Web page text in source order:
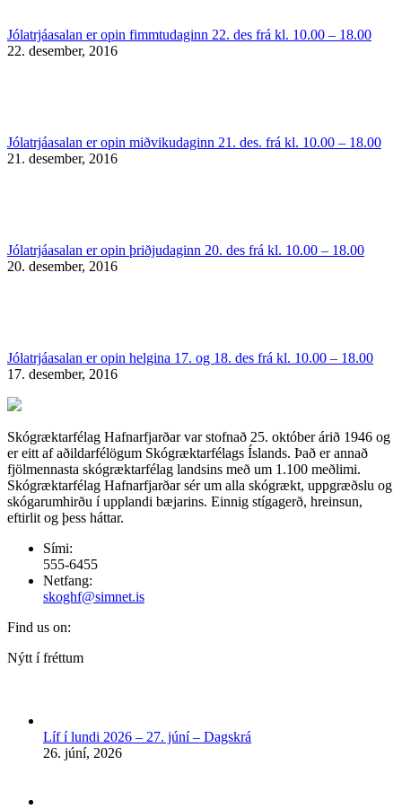
Jólatrjáasalan er opin fimmtudaginn 22. des frá kl. 10.00 – 18.00
22. desember, 2016
Jólatrjáasalan er opin miðvikudaginn 21. des. frá kl. 10.00 – 18.00
21. desember, 2016
Jólatrjáasalan er opin þriðjudaginn 20. des frá kl. 10.00 – 18.00
20. desember, 2016
Jólatrjáasalan er opin helgina 17. og 18. des frá kl. 10.00 – 18.00
17. desember, 2016
Skógræktarfélag Hafnarfjarðar var stofnað 25. október árið 1946 og
er eitt af aðildarfélögum Skógræktarfélags Íslands. Það er annað
fjölmennasta skógræktarfélag landsins með um 1.100 meðlimi.
Skógræktarfélag Hafnarfjarðar sér um alla skógrækt, uppgræðslu og
skógarumhirðu í upplandi bæjarins. Einnig stígagerð, hreinsun,
eftirlit og þess háttar.
Sími:
555-6455
Netfang:
skoghf@simnet.is
Find us on:
Facebook
new
window
Nýtt í fréttum
Líf í lundi 2026 – 27. júní – Dagskrá
26. júní, 2026